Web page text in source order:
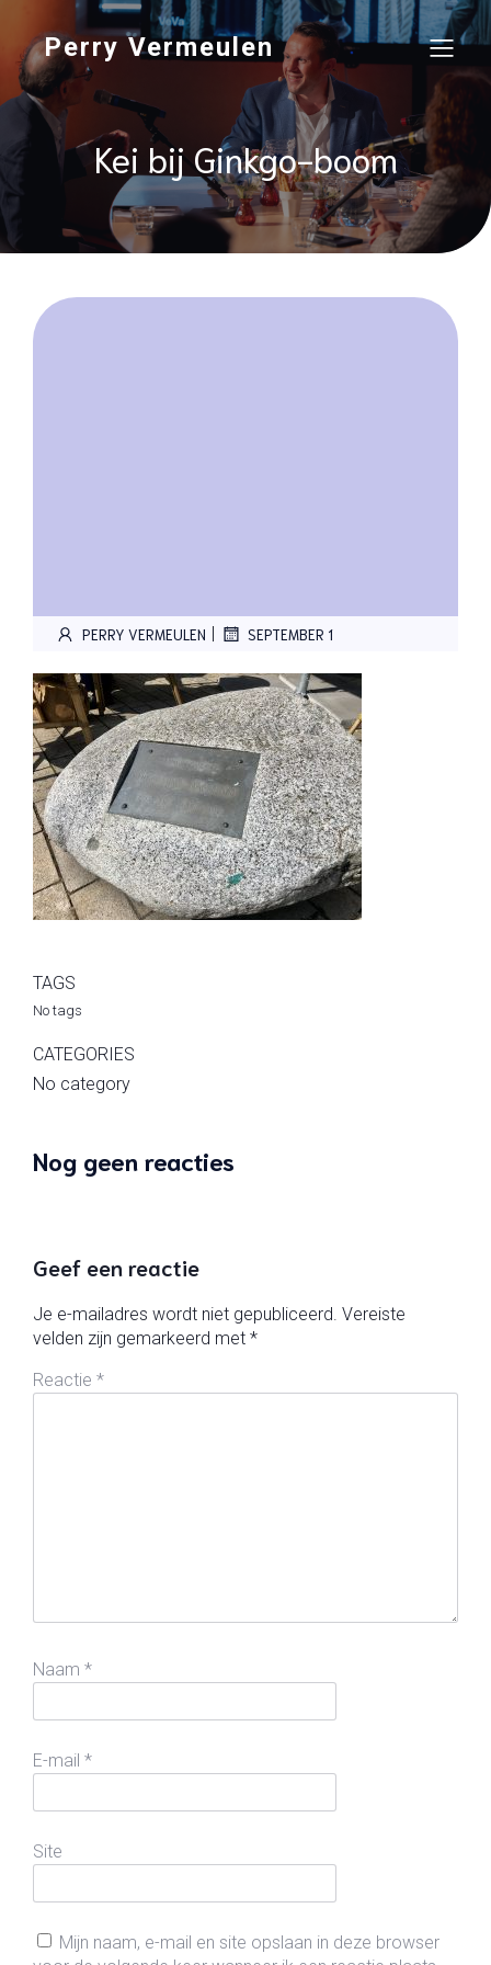
Perry Vermeulen
Kei bij Ginkgo-boom
PERRY VERMEULEN | SEPTEMBER 1
TAGS
No tags
CATEGORIES
No category
Nog geen reacties
Geef een reactie
Je e-mailadres wordt niet gepubliceerd. Vereiste
velden zijn gemarkeerd met *
Reactie *
Naam *
E-mail *
Site
Mijn naam, e-mail en site opslaan in deze browser